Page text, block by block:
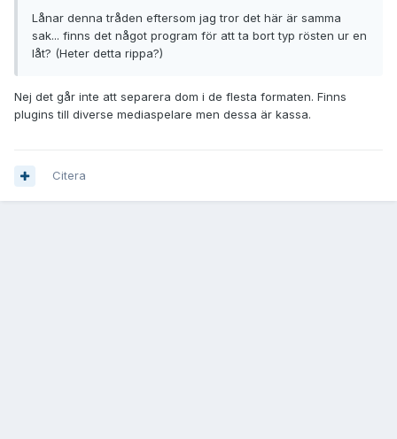
Lånar denna tråden eftersom jag tror det här är samma
sak... finns det något program för att ta bort typ rösten ur en
låt? (Heter detta rippa?)
Nej det går inte att separera dom i de flesta formaten. Finns
plugins till diverse mediaspelare men dessa är kassa.
Citera